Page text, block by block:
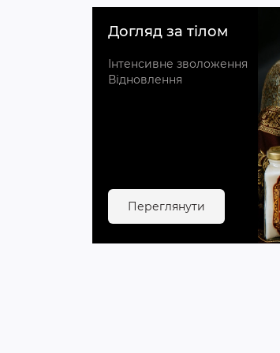
Догляд за тілом
Інтенсивне зволоження
Відновлення
Переглянути